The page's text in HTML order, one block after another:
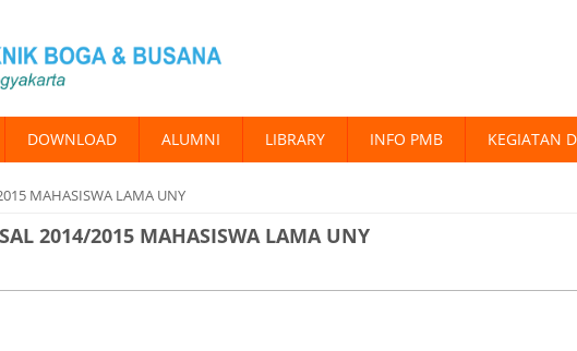
DOWNLOAD ALUMNI LIBRARY INFO PMB KEGIATAN
MAHASISWA LAMA UNY
2014/2015 MAHASISWA LAMA UNY